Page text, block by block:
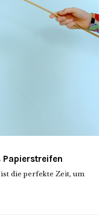
Papierstreifen
die perfekte Zeit, um